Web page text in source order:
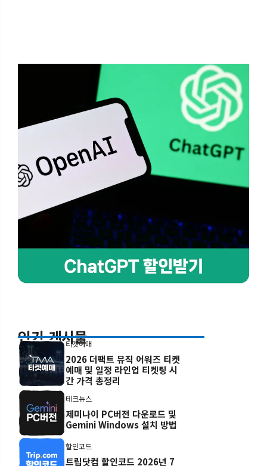
인기 게시물
티켓예매
2026 더팩트 뮤직 어워즈 티켓
예매 및 일정 라인업 티켓팅 시
간 가격 총정리
테크뉴스
제미나이 PC버전 다운로드 및
Gemini Windows 설치 방법
할인코드
트립닷컴 할인코드 2026년 7